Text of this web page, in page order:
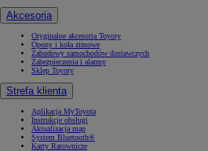
Akcesoria
Oryginalne akcesoria Toyoty
Opony i koła zimowe
Zabudowy samochodów dostawczych
Zabezpieczenia i alarmy
Sklep Toyoty
Strefa klienta
Aplikacja MyToyota
Instrukcje obsługi
Aktualizacja map
System Bluetooth®
Karty Ratownicze